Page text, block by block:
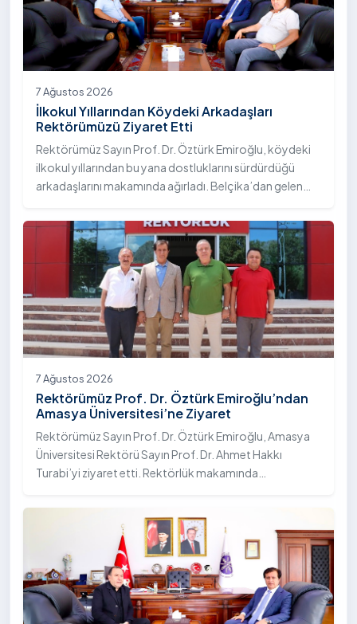
TV'de canlı yayımlanan "Eğitim Atlası" programına
konuk olarak üniversitemizin akademik yapısı, eğitim
modeli, kalite çalışmaları ve öğrencilere sunduğu sosyal
olanaklar hakkında bilgi verdi.
7 Ağustos 2026
İlkokul Yıllarından Köydeki Arkadaşları
Rektörümüzü Ziyaret Etti
Rektörümüz Sayın Prof. Dr. Öztürk Emiroğlu, köydeki
ilkokul yıllarından bu yana dostluklarını sürdürdüğü
arkadaşlarını makamında ağırladı. Belçika’dan gelen
Çelik, Rektörümüz Sayın Prof. Dr. Öztürk Emiroğlu’na
nezaket ziyaretinde bulundu.
7 Ağustos 2026
Rektörümüz Prof. Dr. Öztürk Emiroğlu’ndan
Amasya Üniversitesi’ne Ziyaret
Rektörümüz Sayın Prof. Dr. Öztürk Emiroğlu, Amasya
Üniversitesi Rektörü Sayın Prof. Dr. Ahmet Hakkı
Turabi’yi ziyaret etti. Rektörlük makamında
Yardımcısı Prof. Dr. Murat Kurt eşlik etti.